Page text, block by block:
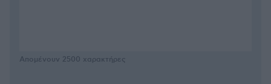
Απομένουν 2500 χαρακτήρες